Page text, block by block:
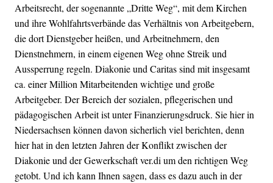
Arbeitsrecht, der sogenannte „Dritte Weg“, mit dem Kirchen
und ihre Wohlfahrtsverbände das Verhältnis von Arbeitgebern,
die dort Dienstgeber heißen, und Arbeitnehmern, den
Dienstnehmern, in einem eigenen Weg ohne Streik und
Aussperrung regeln. Diakonie und Caritas sind mit insgesamt
ca. einer Million Mitarbeitenden wichtige und große
Arbeitgeber. Der Bereich der sozialen, pflegerischen und
pädagogischen Arbeit ist unter Finanzierungsdruck. Sie hier in
Niedersachsen können davon sicherlich viel berichten, denn
hier hat in den letzten Jahren der Konflikt zwischen der
Diakonie und der Gewerkschaft ver.di um den richtigen Weg
getobt. Und ich kann Ihnen sagen, dass es dazu auch in der